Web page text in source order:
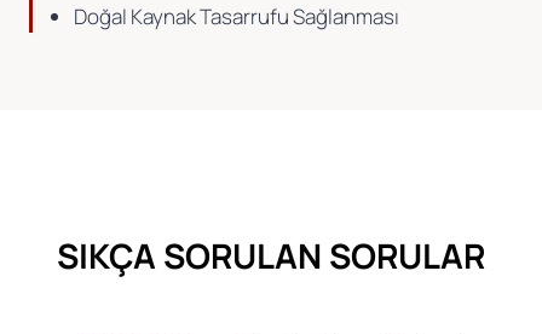
Doğal Kaynak Tasarrufu Sağlanması
SIKÇA SORULAN SORULAR